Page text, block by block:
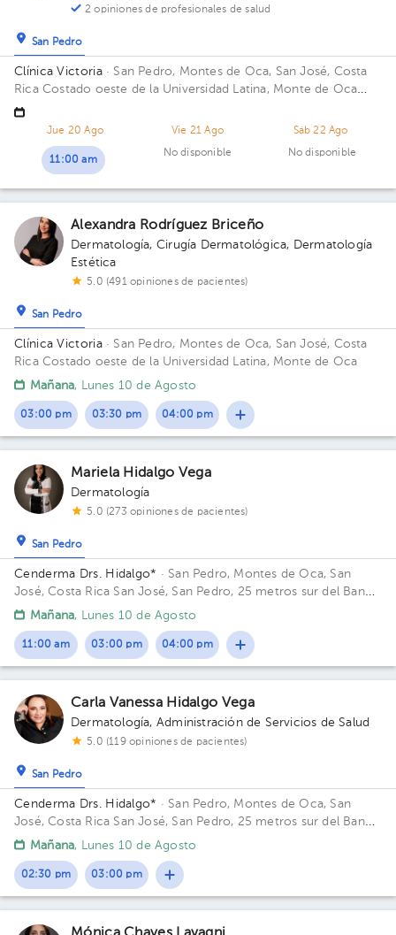
2 opiniones de profesionales de salud
San Pedro
Clínica Victoria· San Pedro, Montes de Oca, San José, Costa
Rica Costado oeste de la Universidad Latina, Monte de Oca
Consultorio 16.
Jue 20 Ago
11:00 am
Vie 21 Ago
No disponible
Sáb 22 Ago
No disponible
Alexandra Rodríguez Briceño
Dermatología, Cirugía Dermatológica, Dermatología
Estética
5.0 (491 opiniones de pacientes)
San Pedro
Clínica Victoria· San Pedro, Montes de Oca, San José, Costa
Rica Costado oeste de la Universidad Latina, Monte de Oca
Mañana, Lunes 10 de Agosto
03:00 pm 03:30 pm 04:00 pm
Mariela Hidalgo Vega
Dermatología
5.0 (273 opiniones de pacientes)
San Pedro
Cenderma Drs. Hidalgo* · San Pedro, Montes de Oca, San
José, Costa Rica San José, San Pedro, 25 metros sur del Banco
Popular, edificio Cenderma Drs Hidalgo Edificio Cenderma.
Mañana, Lunes 10 de Agosto
11:00 am 03:00 pm 04:00 pm
Carla Vanessa Hidalgo Vega
Dermatología, Administración de Servicios de Salud
5.0 (119 opiniones de pacientes)
San Pedro
Cenderma Drs. Hidalgo* · San Pedro, Montes de Oca, San
José, Costa Rica San José, San Pedro, 25 metros sur del Banco
Popular, edificio Cenderma Drs Hidalgo
Mañana, Lunes 10 de Agosto
02:30 pm 03:00 pm